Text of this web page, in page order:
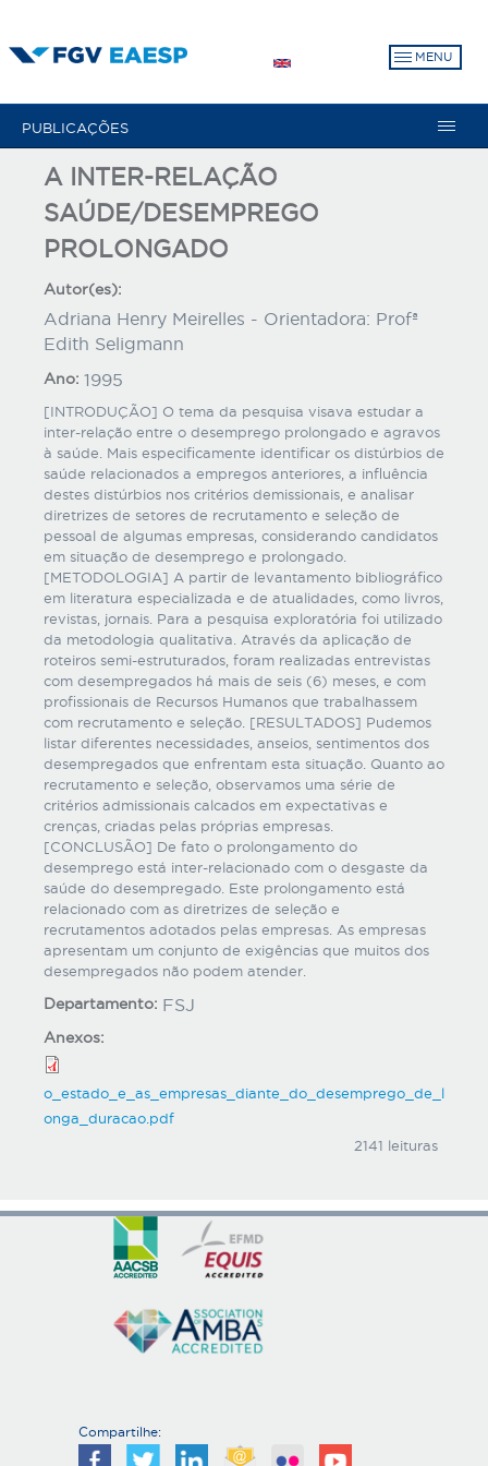
para
MENU
PUBLICAÇÕES
A INTER-RELAÇÃO
SAÚDE/DESEMPREGO
PROLONGADO
Autor(es):
Adriana Henry Meirelles - Orientadora: Profª
Edith Seligmann
Ano: 1995
[INTRODUÇÃO] O tema da pesquisa visava estudar a
inter-relação entre o desemprego prolongado e agravos
à saúde. Mais especificamente identificar os distúrbios de
saúde relacionados a empregos anteriores, a influência
destes distúrbios nos critérios demissionais, e analisar
diretrizes de setores de recrutamento e seleção de
pessoal de algumas empresas, considerando candidatos
em situação de desemprego e prolongado.
[METODOLOGIA] A partir de levantamento bibliográfico
em literatura especializada e de atualidades, como livros,
revistas, jornais. Para a pesquisa exploratória foi utilizado
da metodologia qualitativa. Através da aplicação de
roteiros semi-estruturados, foram realizadas entrevistas
com desempregados há mais de seis (6) meses, e com
profissionais de Recursos Humanos que trabalhassem
com recrutamento e seleção. [RESULTADOS] Pudemos
listar diferentes necessidades, anseios, sentimentos dos
desempregados que enfrentam esta situação. Quanto ao
recrutamento e seleção, observamos uma série de
critérios admissionais calcados em expectativas e
crenças, criadas pelas próprias empresas.
[CONCLUSÃO] De fato o prolongamento do
desemprego está inter-relacionado com o desgaste da
saúde do desempregado. Este prolongamento está
relacionado com as diretrizes de seleção e
recrutamentos adotados pelas empresas. As empresas
apresentam um conjunto de exigências que muitos dos
desempregados não podem atender.
Departamento: FSJ
Anexos:
o_estado_e_as_empresas_diante_do_desemprego_de_l
onga_duracao.pdf
2141 leituras
Compartilhe: